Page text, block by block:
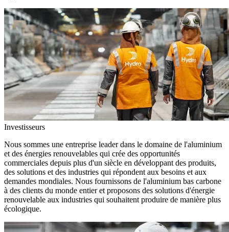
Investisseurs
Nous sommes une entreprise leader dans le domaine de l'aluminium
et des énergies renouvelables qui crée des opportunités
commerciales depuis plus d'un siècle en développant des produits,
des solutions et des industries qui répondent aux besoins et aux
demandes mondiales. Nous fournissons de l'aluminium bas carbone
à des clients du monde entier et proposons des solutions d'énergie
renouvelable aux industries qui souhaitent produire de manière plus
écologique.